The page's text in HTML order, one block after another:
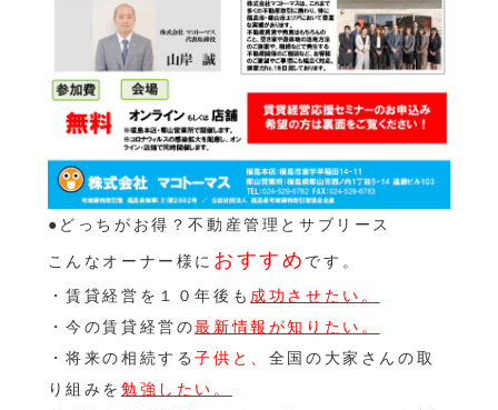
●どっちがお得？不動産管理とサブリース
こんなオーナー様に おすすめ です。
・賃貸経営を１０年後も 成功させたい。
・今の賃貸経営の最新情報が知りたい。
・将来の相続する子供と、 全国の大家さんの取
り組みを 勉強したい。